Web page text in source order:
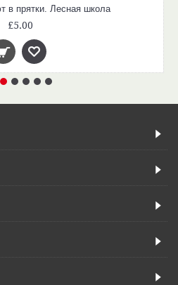
в прятки. Лесная школа
£5.00